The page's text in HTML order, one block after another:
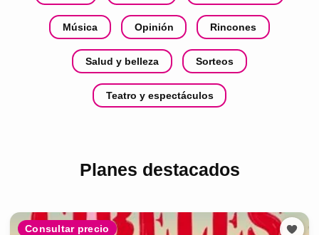
Música Opinión Rincones
Salud y belleza Sorteos
Teatro y espectáculos
Planes destacados
Consultar precio